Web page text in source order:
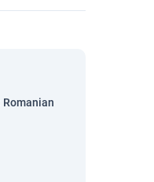
Romanian